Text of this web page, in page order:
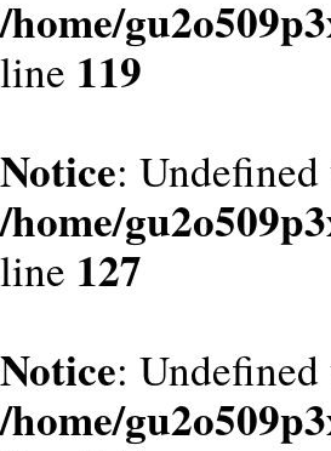
/home/
line 119
Notice:
/home/
line 127
Notice:
/home/